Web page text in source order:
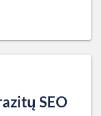
SEO